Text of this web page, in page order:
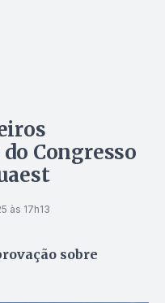
Congresso
às 17h13
sobre